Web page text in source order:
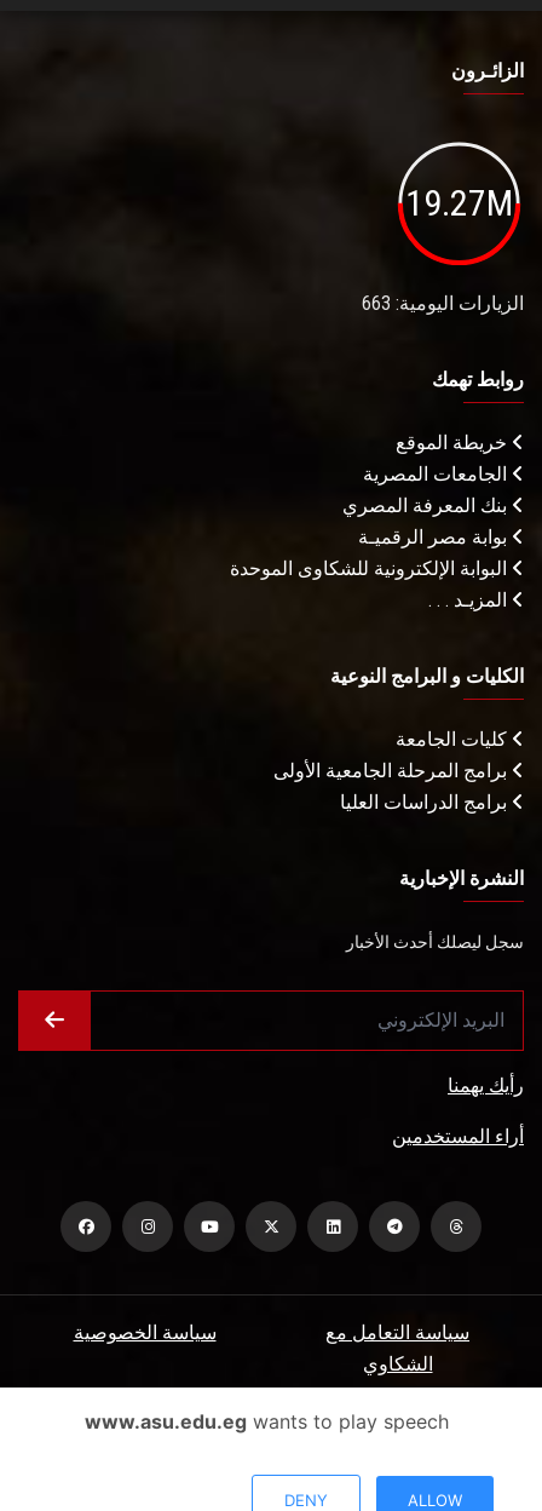
الزائـرون
19.27M
الزيارات اليومية: 663
روابط تهمك
خريطة الموقع
الجامعات المصرية
بنك المعرفة المصري
بوابة مصر الرقميـة
البوابة الإلكترونية للشكاوى الموحدة
المزيـد . . .
الكليات و البرامج النوعية
كليات الجامعة
برامج المرحلة الجامعية الأولى
برامج الدراسات العليا
النشرة الإخبارية
سجل ليصلك أحدث الأخبار
رأيك يهمنا
أراء المستخدمين
سياسة الخصوصية
سياسة التعامل مع
الشكاوي
الأسئلة الشائعة ميثاق المتعاملين www.asu.edu.egwants to play speech
DENY ALLOW